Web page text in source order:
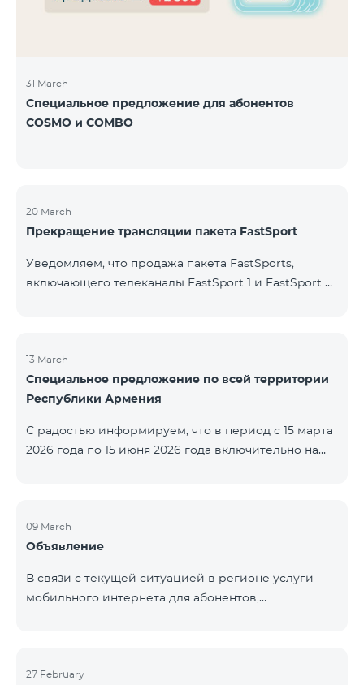
31 March
Специальное предложение для абонентов
COSMO и COMBO
20 March
Прекращение трансляции пакета FastSport
Уведомляем, что продажа пакета FastSports,
включающего телеканалы FastSport 1 и FastSport 2,
решением вещателя. По вопросам или для
получения дополнительной информации просим
обращаться в компанию «Фаст Медиа».
13 March
Специальное предложение по всей территории
Республики Армения
С радостью информируем, что в период с 15 марта
2026 года по 15 июня 2026 года включительно на
Региональный будут доступны со скидкой 25% при
подключении на 12 месяцев с автоматическим
пакет COMBO 4 9900 также предоставляется со
скидкой 25% сроком на 12 месяцев. Кроме того, для
09 March
Объявление
В связи с текущей ситуацией в регионе услуги
мобильного интернета для абонентов,
Дополнительная информация будет
27 February